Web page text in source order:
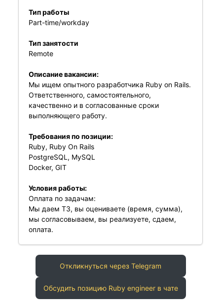
Тип работы
Part-time/workday
Тип занятости
Remote
Описание вакансии:
Мы ищем опытного разработчика Ruby on Rails.
Ответственного, самостоятельного,
качественно и в согласованные сроки
выполняющего работу.
Требования по позиции:
Ruby, Ruby On Rails
PostgreSQL, MySQL
Docker, GIT
Условия работы:
Оплата по задачам:
Мы даем ТЗ, вы оцениваете (время, сумма),
мы согласовываем, вы реализуете, сдаем,
оплата.
Откликнуться через Telegram
Обсудить позицию Ruby engineer в чате